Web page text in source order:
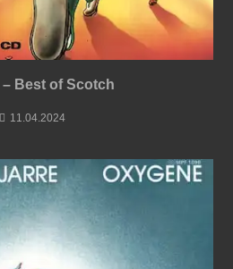
Best of Scotch
11.04.2024